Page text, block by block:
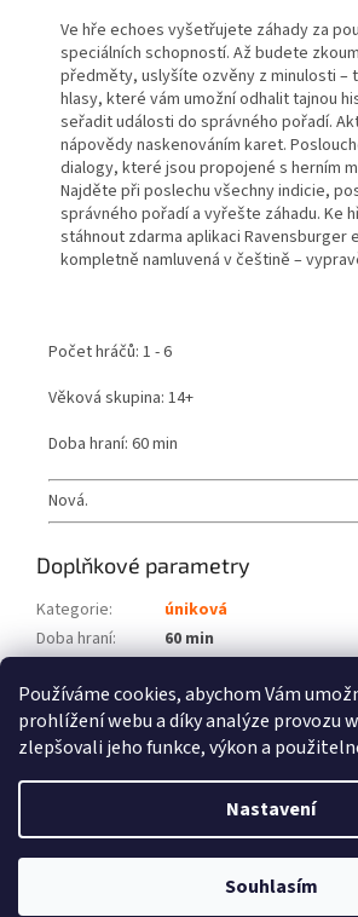
Používáme cookies, abychom Vám
prohlížení webu a díky analýze provozu
zlepšovali jeho funkce, výkon a
Nastavení
Souhlasím
Ve hře echoes vyšetřujete záhady za
speciálních schopností. Až budete
předměty, uslyšíte ozvěny z minulosti –
hlasy, které vám umožní odhalit tajnou
seřadit události do správného pořadí.
nápovědy naskenováním karet.
dialogy, které jsou propojené s herním
Najděte při poslechu všechny indicie,
správného pořadí a vyřešte záhadu. Ke
stáhnout zdarma aplikaci Ravensburger
kompletně namluvená v češtině –
Počet hráčů: 1 - 6
Věková skupina: 14+
Doba hraní: 60 min
Nová.
Doplňkové parametry
Kategorie:
úniková
Doba hraní:
60 min
Věková skupina: 14+
Vytvořil Shoptet
Fénix hry. Všechna